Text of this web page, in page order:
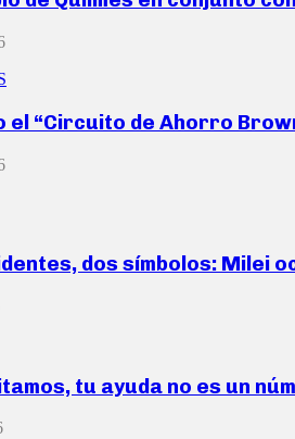
el “Circuito de Ahorro
dos símbolos: Milei
tu ayuda no es un